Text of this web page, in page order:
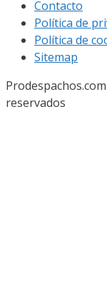
Contacto
Política de
Política de
Sitemap
reservados